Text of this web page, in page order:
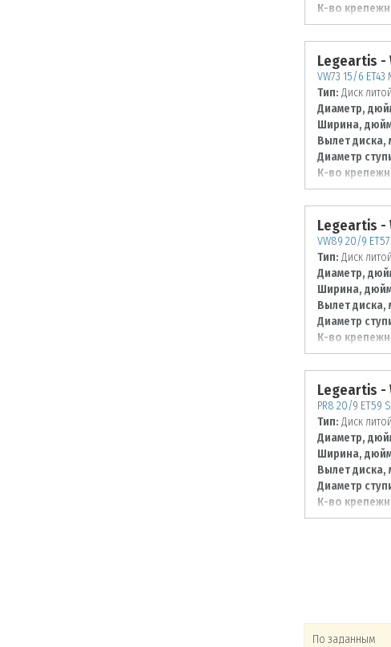
К-во
Диаметр
112
Legeartis -
VW73 15/6 ET43
Тип: Диск литой
Диаметр,
Ширина,
Вылет диска,
Диаметр
К-во
Диаметр
100
Legeartis -
VW89 20/9
Тип: Диск литой
Диаметр,
Ширина,
Вылет диска,
Диаметр
К-во
Диаметр
130
Legeartis -
PR8 20/9 ET59
Тип: Диск литой
Диаметр,
Ширина,
Вылет диска,
Диаметр
К-во
Диаметр
По заданным